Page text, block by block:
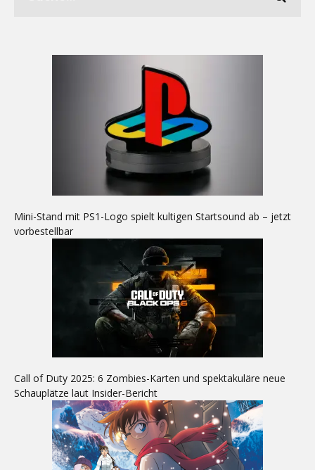
Mini-Stand mit PS1-Logo spielt kultigen Startsound ab – jetzt
vorbestellbar
Call of Duty 2025: 6 Zombies-Karten und spektakuläre neue
Schauplätze laut Insider-Bericht